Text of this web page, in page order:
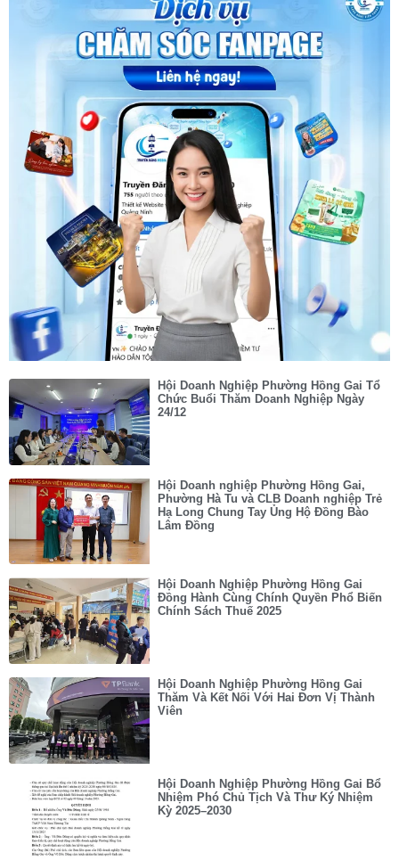
Hội Doanh Nghiệp Phường Hồng Gai Tổ
Chức Buổi Thăm Doanh Nghiệp Ngày
24/12
Hội Doanh nghiệp Phường Hồng Gai,
Phường Hà Tu và CLB Doanh nghiệp Trẻ
Hạ Long Chung Tay Ủng Hộ Đồng Bào
Lâm Đồng
Hội Doanh Nghiệp Phường Hồng Gai
Đồng Hành Cùng Chính Quyền Phổ Biến
Chính Sách Thuế 2025
Hội Doanh Nghiệp Phường Hồng Gai
Thăm Và Kết Nối Với Hai Đơn Vị Thành
Viên
Hội Doanh Nghiệp Phường Hồng Gai Bổ
Nhiệm Phó Chủ Tịch Và Thư Ký Nhiệm
Kỳ 2025–2030